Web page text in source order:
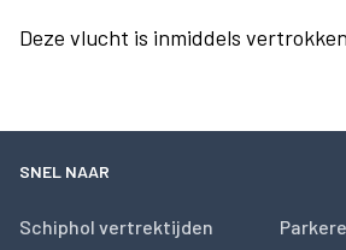
Deze vlucht is inmiddels
SNEL NAAR
Schiphol vertrektijden